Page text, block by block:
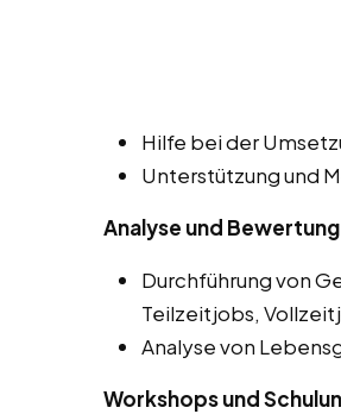
Hilfe bei der
Unterstützung und
Analyse und
Durchführung von
Teilzeitjobs,
Analyse von
Workshops und